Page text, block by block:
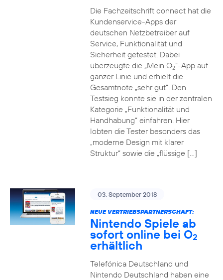
Die Fachzeitschrift connect hat die
Kundenservice-Apps der
deutschen Netzbetreiber auf
Service, Funktionalität und
Sicherheit getestet. Dabei
überzeugte die „Mein O2“-App auf
ganzer Linie und erhielt die
Gesamtnote „sehr gut“. Den
Testsieg konnte sie in der zentralen
Kategorie „Funktionalität und
Handhabung“ einfahren. Hier
lobten die Tester besonders das
„moderne Design mit klarer
Struktur“ sowie die „flüssige […]
03. September 2018
NEUE VERTRIEBSPARTNERSCHAFT:
Nintendo Spiele ab
sofort online bei O2
erhältlich
Telefónica Deutschland und
Nintendo Deutschland haben eine